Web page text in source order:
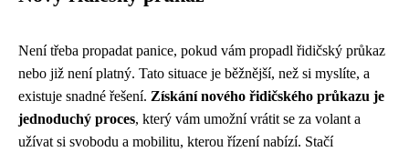
Není třeba propadat panice, pokud vám propadl řidičský průkaz
nebo již není platný. Tato situace je běžnější, než si myslíte, a
existuje snadné řešení. Získání nového řidičského průkazu je
jednoduchý proces, který vám umožní vrátit se za volant a
užívat si svobodu a mobilitu, kterou řízení nabízí. Stačí